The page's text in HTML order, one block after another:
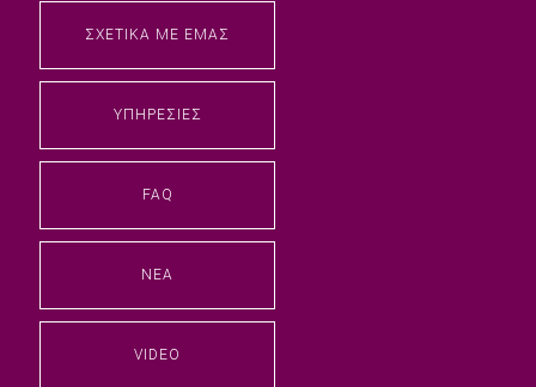
ΣΧΕΤΙΚΆ ΜΕ ΕΜΆΣ
ΥΠΗΡΕΣΊΕΣ
FAQ
ΝΈΑ
VIDEO